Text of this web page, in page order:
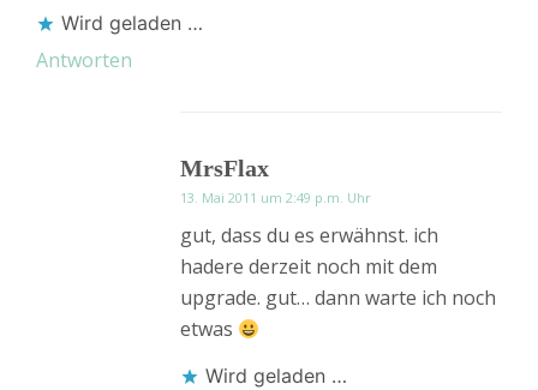
Wird geladen …
Antworten
MrsFlax
13. Mai 2011 um 2:49 p.m. Uhr
gut, dass du es erwähnst. ich
hadere derzeit noch mit dem
upgrade. gut… dann warte ich noch
etwas
Wird geladen …